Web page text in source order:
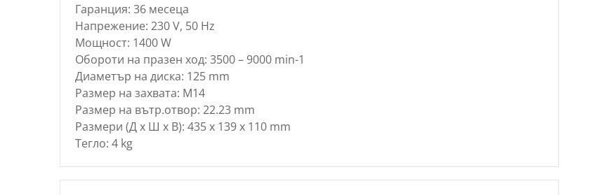
Гаранция: 36 месеца
Напрежение: 230 V, 50 Hz
Мощност: 1400 W
Обороти на празен ход: 3500 – 9000 min-1
Диаметър на диска: 125 mm
Размер на захвата: М14
Размер на вътр.отвор: 22.23 mm
Размери (Д х Ш х В): 435 x 139 x 110 mm
Тегло: 4 kg